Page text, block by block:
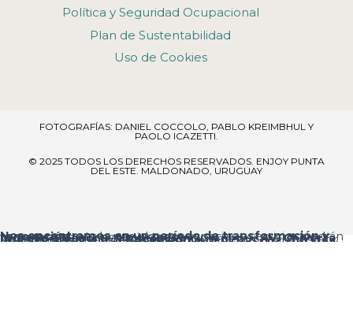
Política y Seguridad Ocupacional
Plan de Sustentabilidad
Uso de Cookies
FOTOGRAFÍAS: DANIEL COCCOLO, PABLO KREIMBHUL Y
PAOLO ICAZETTI.
© 2025 TODOS LOS DERECHOS RESERVADOS​. ENJOY PUNTA
DEL ESTE. MALDONADO, URUGUAY
Nos encontramos en un período de transformación y renovación
, por lo que algunos espacios y servicios podrán verse temporalmente ajustados.
Ingreso al resort:el acceso principal es porAv. Chiverta
, donde encontrarás laRecepciónal ingresar.
Agradecemos tu comprensión y te pedimos disculpas por las molestias que estas mejoras puedan ocasionar.